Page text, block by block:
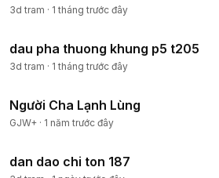
3d tram · 1 tháng trước đây
dau pha thuong khung p5 t205
3d tram · 1 tháng trước đây
Người Cha Lạnh Lùng
GJW+ · 1 năm trước đây
dan dao chi ton 187